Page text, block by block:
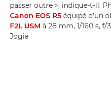
passer outre », indique-t-il.
Canon EOS R5 équipé d'un
F2L USM à 28 mm, 1/160 s, f/
Jogia